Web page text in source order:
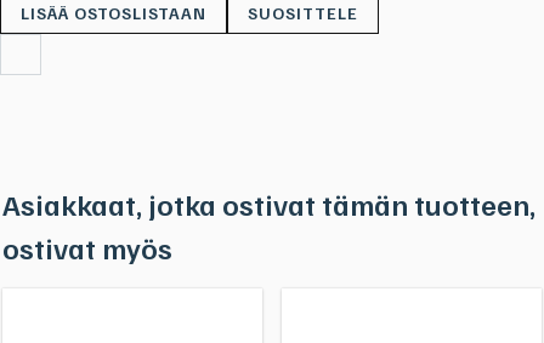
SUOSITTELE
Asiakkaat, jotka ostivat tämän tuotteen,
ostivat myös